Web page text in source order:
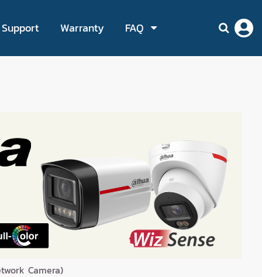
Support Warranty FAQ
Camera)